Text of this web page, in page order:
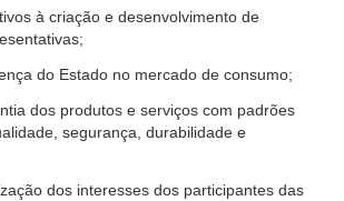
à criação e desenvolvimento de
do Estado no mercado de consumo;
dos produtos e serviços com padrões
segurança, durabilidade e
dos interesses dos participantes das